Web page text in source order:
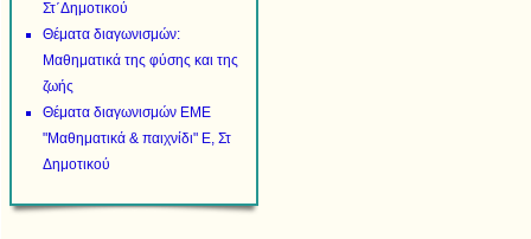
Στ΄Δημοτικού
Θέματα διαγωνισμών:
Μαθηματικά της φύσης και της
ζωής
Θέματα διαγωνισμών ΕΜΕ
"Μαθηματικά & παιχνίδι" Ε, Στ
Δημοτικού